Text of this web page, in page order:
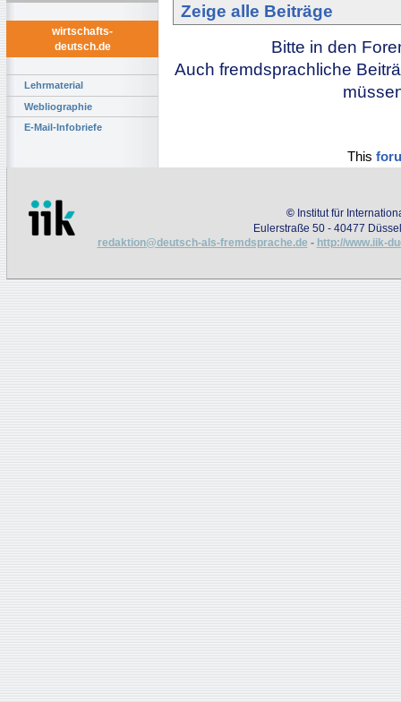
wirtschafts-
deutsch.de
Lehrmaterial
Webliographie
E-Mail-Infobriefe
Zeige alle Beiträge
Bitte in den
Auch fremdsprachliche
This
© Institut für
Eulerstraße 50 - 40477
redaktion@deutsch-als-fremdsprache.de - http://www.iik-